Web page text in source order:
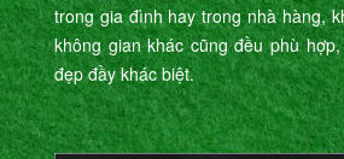
trong gia đình hay trong nhà hàng,
không gian khác cũng đều phù
đẹp đầy khác biệt.